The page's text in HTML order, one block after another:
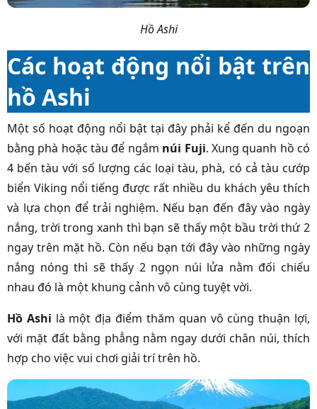
Hồ Ashi
Các hoạt động nổi bật trên
hồ Ashi
Một số hoạt động nổi bật tại đây phải kể đến du ngoạn
bằng phà hoặc tàu để ngắm núi Fuji. Xung quanh hồ có
4 bến tàu với số lượng các loại tàu, phà, có cả tàu cướp
biển Viking nổi tiếng được rất nhiều du khách yêu thích
và lựa chọn để trải nghiệm. Nếu bạn đến đây vào ngày
nắng, trời trong xanh thì bạn sẽ thấy một bầu trời thứ 2
ngay trên mặt hồ. Còn nếu bạn tới đây vào những ngày
nắng nóng thì sẽ thấy 2 ngọn núi lửa nằm đối chiếu
nhau đó là một khung cảnh vô cùng tuyệt vời.
Hồ Ashi là một địa điểm thăm quan vô cùng thuận lợi,
với mặt đất bằng phẳng nằm ngay dưới chân núi, thích
hợp cho việc vui chơi giải trí trên hồ.